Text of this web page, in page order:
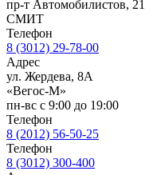
пр-т Автомобилистов, 21
СМИТ
Телефон
8 (3012) 29-78-00
Адрес
ул. Жердева, 8А
«Вегос-М»
пн-вс с 9:00 до 19:00
Телефон
8 (2012) 56-50-25
Телефон
8 (3012) 300-400